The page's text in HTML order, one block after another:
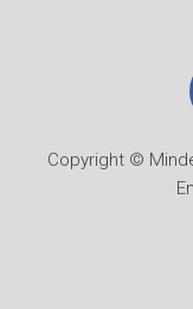
Copyright ©